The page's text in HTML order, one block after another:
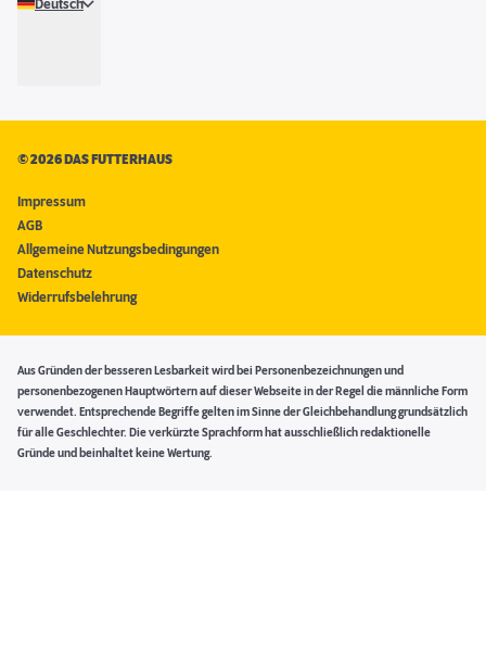
Deutsch
©2026 DAS FUTTERHAUS
Impressum
AGB
Allgemeine Nutzungsbedingungen
Datenschutz
Widerrufsbelehrung
Aus Gründen der besseren Lesbarkeit wird bei Personenbezeichnungen und
personenbezogenen Hauptwörtern auf dieser Webseite in der Regel die männliche Form
verwendet. Entsprechende Begriffe gelten im Sinne der Gleichbehandlung grundsätzlich
für alle Geschlechter. Die verkürzte Sprachform hat ausschließlich redaktionelle
Gründe und beinhaltet keine Wertung.